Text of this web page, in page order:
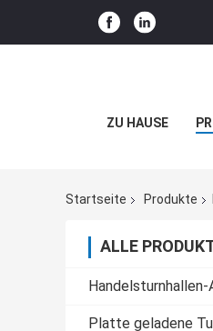
ZU HAUSE
Startseite Produkte
ALLE
Platte geladene